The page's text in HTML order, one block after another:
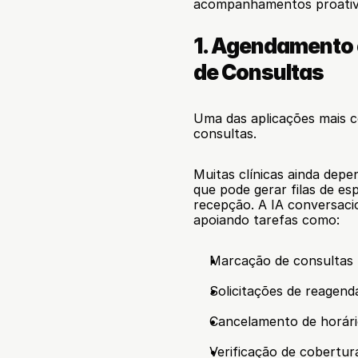
acompanhamentos
1.
de Consultas
Uma das aplicações mais
consultas.
Muitas clínicas ainda
que pode gerar filas de
recepção. A IA
apoiando tarefas como:
Marcação de consultas
Solicitações de
Cancelamento de
Verificação de